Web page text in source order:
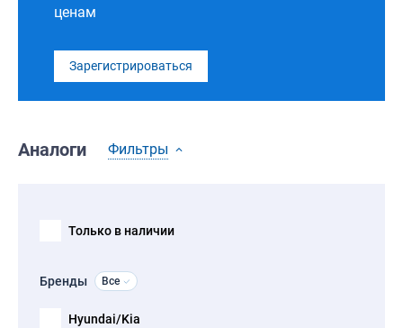
ценам
Зарегистрироваться
Аналоги Фильтры
Только в наличии
Бренды Все
Hyundai/Kia